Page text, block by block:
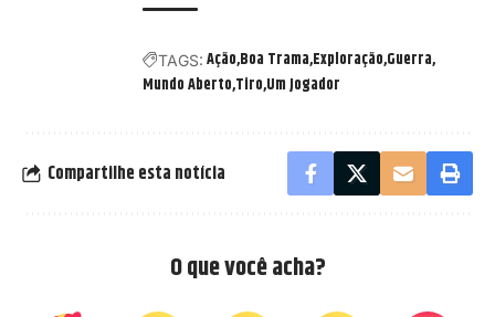
TAGS: Ação Boa Trama Exploração Guerra
Mundo Aberto Tiro Um Jogador
Compartilhe esta notícia
O que você acha?